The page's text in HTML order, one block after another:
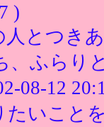
)
人とつき
、ふらり
08-12
たいこと